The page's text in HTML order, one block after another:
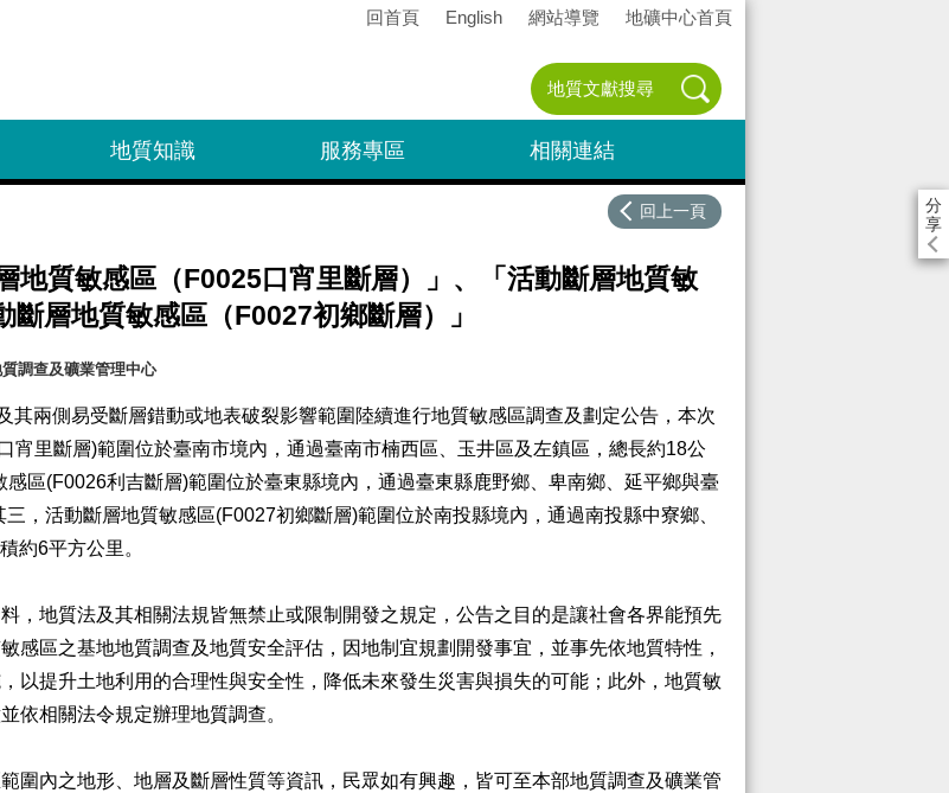
回首頁 English 網站導覽 地礦中心首頁
地質知識 服務專區 相關連結
回上一頁
地質敏感區（F0025口宵里斷層）」、「活動斷層地質敏
層地質敏感區（F0027初鄉斷層）」
調查及礦業管理中心
兩側易受斷層錯動或地表破裂影響範圍陸續進行地質敏感區調查及劃定公告，本次
宵里斷層)範圍位於臺南市境內，通過臺南市楠西區、玉井區及左鎮區，總長約18公
區(F0026利吉斷層)範圍位於臺東縣境內，通過臺東縣鹿野鄉、卑南鄉、延平鄉與臺
，活動斷層地質敏感區(F0027初鄉斷層)範圍位於南投縣境內，通過南投縣中寮鄉、
約6平方公里。
地質法及其相關法規皆無禁止或限制開發之規定，公告之目的是讓社會各界能預先
感區之基地地質調查及地質安全評估，因地制宜規劃開發事宜，並事先依地質特性，
以提升土地利用的合理性與安全性，降低未來發生災害與損失的可能；此外，地質敏
依相關法令規定辦理地質調查。
內之地形、地層及斷層性質等資訊，民眾如有興趣，皆可至本部地質調查及礦業管
分
享